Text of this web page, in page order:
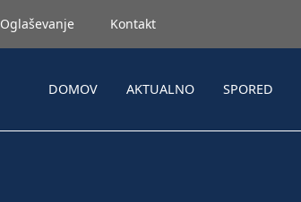
Oglaševanje Kontakt
DOMOV AKTUALNO SPORED